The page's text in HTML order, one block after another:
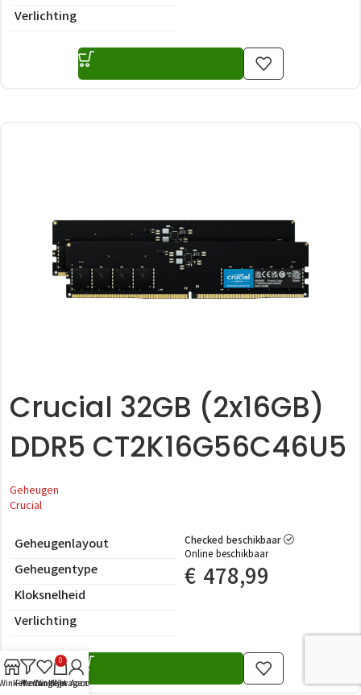
Verlichting
Crucial 32GB (2x16GB)
DDR5 CT2K16G56C46U5
Geheugen
Crucial
Geheugenlayout
Geheugentype
Kloksnelheid
Verlichting
Checked beschikbaar
Online beschikbaar
€ 478,99
Filters
Verlanglijst
0
Winkelwagen
Mijn Account